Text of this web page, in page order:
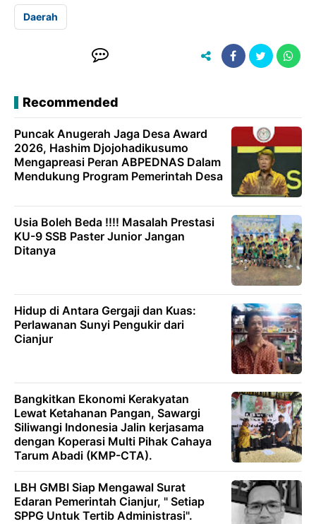
Daerah
Recommended
Puncak Anugerah Jaga Desa Award
2026, Hashim Djojohadikusumo
Mengapreasi Peran ABPEDNAS Dalam
Mendukung Program Pemerintah Desa
Usia Boleh Beda !!!! Masalah Prestasi
KU-9 SSB Paster Junior Jangan
Ditanya
Hidup di Antara Gergaji dan Kuas:
Perlawanan Sunyi Pengukir dari
Cianjur
Bangkitkan Ekonomi Kerakyatan
Lewat Ketahanan Pangan, Sawargi
Siliwangi Indonesia Jalin kerjasama
dengan Koperasi Multi Pihak Cahaya
Tarum Abadi (KMP-CTA).
LBH GMBI Siap Mengawal Surat
Edaran Pemerintah Cianjur, " Setiap
SPPG Untuk Tertib Administrasi".